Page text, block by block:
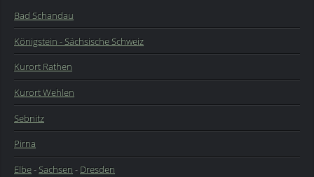
Bad Schandau
Königstein - Sächsische Schweiz
Kurort Rathen
Kurort Wehlen
Sebnitz
Pirna
Elbe-Sachsen - Dresden